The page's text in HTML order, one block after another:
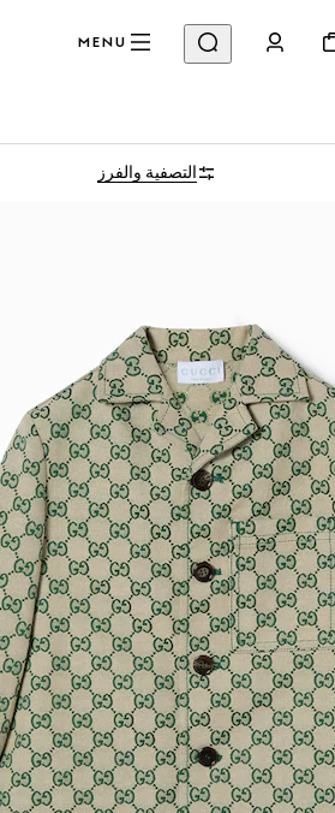
MENU
التصفية والفرز